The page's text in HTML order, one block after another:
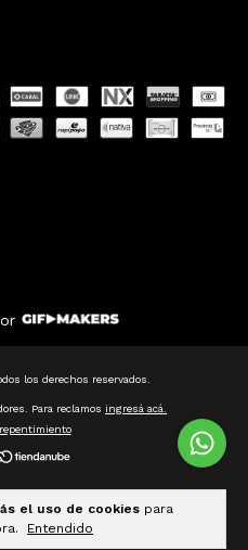
el uso de cookies para
Entendido
los derechos reservados.
Para reclamos ingresá acá.